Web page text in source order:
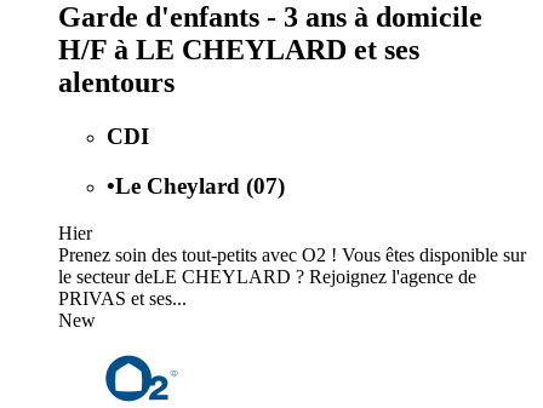
Garde d'enfants - 3 ans à domicile
H/F à LE CHEYLARD et ses
alentours
CDI
•Le Cheylard (07)
Hier
Prenez soin des tout-petits avec O2 ! Vous êtes disponible sur
le secteur deLE CHEYLARD ? Rejoignez l'agence de
PRIVAS et ses...
New